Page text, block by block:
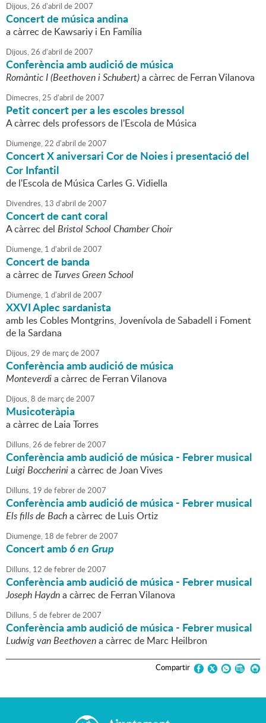
Dijous,26 d'abril de2007
Concert de música andina
a càrrec de Kawsariy i En Família
Dijous,26 d'abril de2007
Conferència amb audició de música
Romàntic I (Beethoven i Schubert)a càrrec de Ferran Vilanova
Dimecres,25 d'abril de2007
Petit concert per a les escoles bressol
A càrrec dels professors de l'Escola de Música
Diumenge,22 d'abril de2007
Concert X aniversari Cor de Noies i presentació del
Cor Infantil
de l'Escola de Música Carles G. Vidiella
Divendres, 13 d'abril de2007
Concert de cant coral
A càrrec del Bristol School Chamber Choir
Diumenge, 1 d'abril de2007
Concert de banda
a càrrec de Turves Green School
Diumenge, 1 d'abril de2007
XXVI Aplec sardanista
amb les Cobles Montgrins, Jovenívola de Sabadell i Foment
de la Sardana
Dijous,29 de marçde2007
Conferència amb audició de música
Monteverdia càrrec de Ferran Vilanova
Dijous,8 de marçde2007
Musicoteràpia
a càrrec de Laia Torres
Dilluns,26 defebrerde2007
Conferència amb audició de música - Febrer musical
Luigi Boccherinia càrrec de Joan Vives
Dilluns, 19 defebrerde2007
Conferència amb audició de música - Febrer musical
Els fills de Bacha càrrec de Luis Ortiz
Diumenge, 18 defebrerde2007
Concert amb6 en Grup
Dilluns, 12 defebrerde2007
Conferència amb audició de música - Febrer musical
Joseph Haydna càrrec de Ferran Vilanova
Dilluns, 5 defebrerde2007
Conferència amb audició de música - Febrer musical
Ludwig van Beethovena càrrec de Marc Heilbron
Compartir